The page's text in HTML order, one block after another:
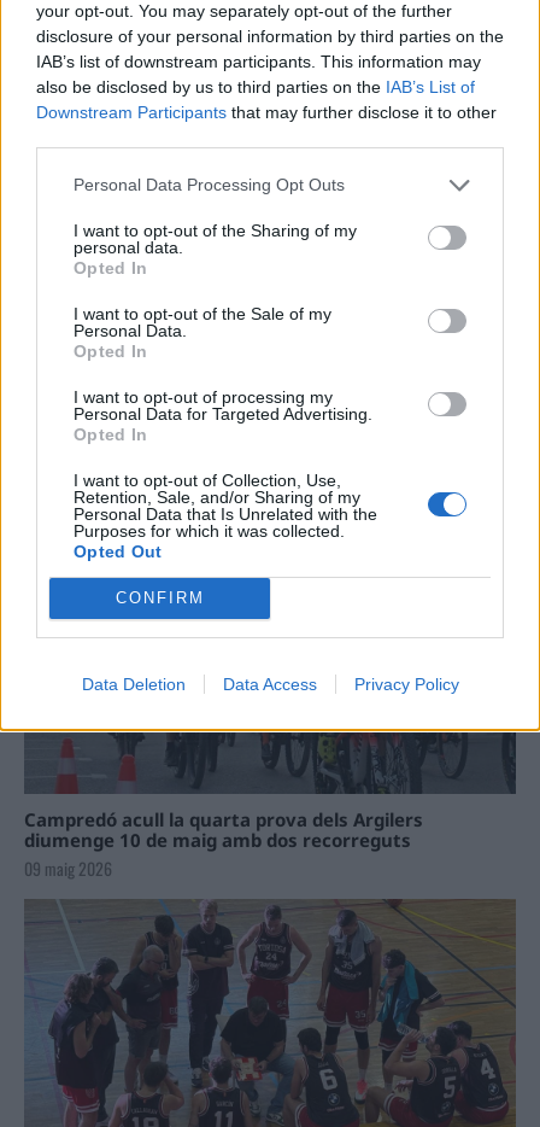
your opt-out. You may separately opt-out of the further
disclosure of your personal information by third parties on the
IAB’s list of downstream participants. This information may
also be disclosed by us to third parties on the IAB’s List of
Downstream Participants that may further disclose it to other
Personal Data Processing Opt Outs
I want to opt-out of the Sharing of my
personal data.
Opted In
I want to opt-out of the Sale of my
Personal Data.
Opted In
I want to opt-out of processing my
Personal Data for Targeted Advertising.
Opted In
I want to opt-out of Collection, Use,
Retention, Sale, and/or Sharing of my
Personal Data that Is Unrelated with the
Purposes for which it was collected.
Opted Out
CONFIRM
Data Deletion Data Access Privacy Policy
Carrega més
La Cursa de l’Aldea segona d’etiqueta d’or de la
Running Sèries Terres de l’Ebre
09 maig 2026
Campredó acull la quarta prova dels Argilers
diumenge 10 de maig amb dos recorreguts
09 maig 2026